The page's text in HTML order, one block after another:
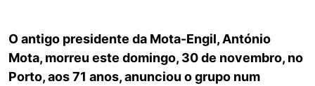
O antigo presidente da Mota-Engil, António
Mota, morreu este domingo, 30 de novembro, no
Porto, aos 71 anos, anunciou o grupo num